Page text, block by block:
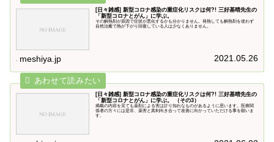
[日々雑感] 新型コロナ感染の重症化リスクは何?! 三好基晴先生の
「新型コロナとがん」に学ぶ。
その解熱剤が原因で症状が悪化するかも分かりません。発熱しても解熱剤を使わず
自然治癒で熱が下がり回復している人は少なくありません。
meshiya.jp 2021.05.26
[日々雑感] 新型コロナ感染の重症化リスクは何?! 三好基晴先生の
「新型コロナとがん」に学ぶ。 （その3）
掲載の内容を見ても薬剤による害は計り知れなものがあるように思います。医療関
係者の方々には是非、薬害と真剣向き合って改善に向かっていただける事を願いま
す。